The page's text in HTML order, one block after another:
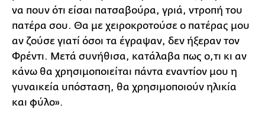
να πουν ότι είσαι πατσαβούρα, γριά, ντροπή του
πατέρα σου. Θα με χειροκροτούσε ο πατέρας μου
αν ζούσε γιατί όσοι τα έγραψαν, δεν ήξεραν τον
Φρέντι. Μετά συνήθισα, κατάλαβα πως ο,τι κι αν
κάνω θα χρησιμοποιείται πάντα εναντίον μου η
γυναικεία υπόσταση, θα χρησιμοποιούν ηλικία
και φύλο».